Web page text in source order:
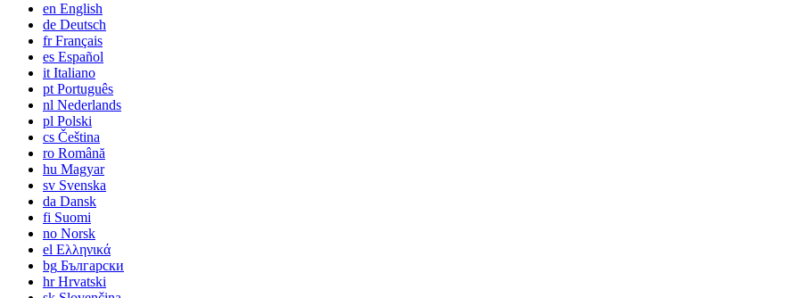
en English
de Deutsch
frFrançais
es Español
it Italiano
pt Português
nl Nederlands
pl Polski
cs Čeština
ro Română
hu Magyar
sv Svenska
da Dansk
fi Suomi
no Norsk
el Ελληνικά
bg Български
hrHrvatski